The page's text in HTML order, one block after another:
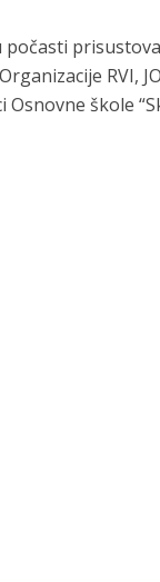
počasti
RVI,
škole